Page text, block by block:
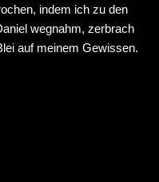
indem ich zu den
wegnahm, zerbrach
auf meinem Gewissen.